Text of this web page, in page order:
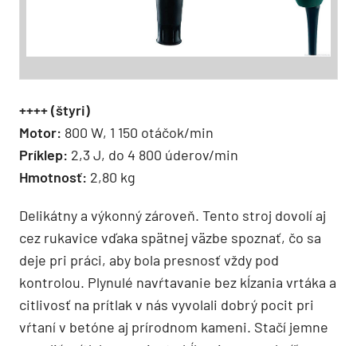
++++ (štyri)
Motor: 800 W, 1 150 otáčok/min
Príklep: 2,3 J, do 4 800 úderov/min
Hmotnosť: 2,80 kg
Delikátny a výkonný zároveň. Tento stroj dovolí aj
cez rukavice vďaka spätnej väzbe spoznať, čo sa
deje pri práci, aby bola presnosť vždy pod
kontrolou. Plynulé navŕtavanie bez kĺzania vrtáka a
citlivosť na prítlak v nás vyvolali dobrý pocit pri
vŕtaní v betóne aj prírodnom kameni. Stačí jemne